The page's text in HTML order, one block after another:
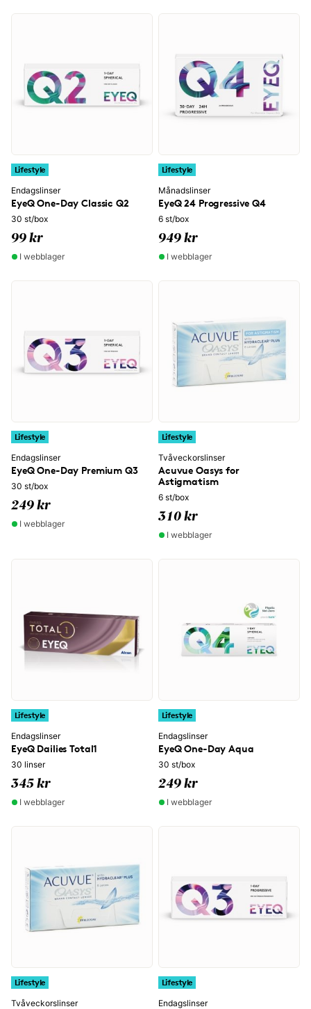
Lifestyle
Endagslinser
EyeQ One-Day Classic Q2
30 st/box
99 kr
I webblager
Lifestyle
Månadslinser
EyeQ 24 Progressive Q4
6 st/box
949 kr
I webblager
Lifestyle
Endagslinser
EyeQ One-Day Premium Q3
30 st/box
249 kr
I webblager
Lifestyle
Tvåveckorslinser
Acuvue Oasys for
Astigmatism
6 st/box
310 kr
I webblager
Lifestyle
Endagslinser
EyeQ Dailies Total1
30 linser
345 kr
I webblager
Lifestyle
Endagslinser
EyeQ One-Day Aqua
30 st/box
249 kr
I webblager
Lifestyle
Tvåveckorslinser
Lifestyle
Endagslinser